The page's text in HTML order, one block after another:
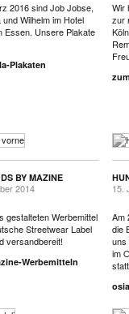
2016 sind Job Jobse,
Wilhelm im Hotel
Essen. Unsere Plakate
Plakaten
Wir
zur
BY MAZINE
2014
gestalteten Werbemittel
Streetwear Label
versandbereit!
Werbemitteln
15.
Am
die
uns
im